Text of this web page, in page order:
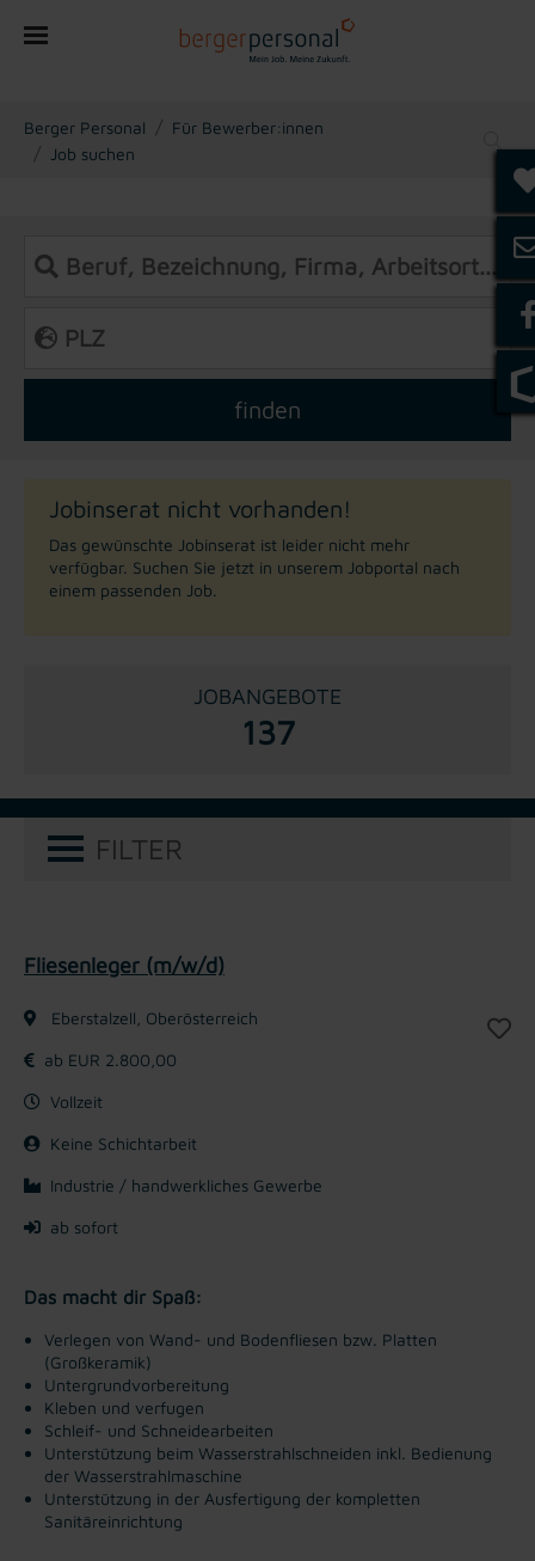
You are here:
Berger Personal
Für Bewerber:innen
Job suchen
Jobinserat nicht vorhanden!
Das gewünschte Jobinserat ist leider nicht mehr
verfügbar. Suchen Sie jetzt in unserem Jobportal nach
einem passenden Job.
JOBANGEBOTE
137
FILTER
Fliesenleger (m/w/d)
Eberstalzell, Oberösterreich
ab EUR 2.800,00
Vollzeit
Keine Schichtarbeit
Industrie / handwerkliches Gewerbe
ab sofort
Das macht dir Spaß:
Verlegen von Wand- und Bodenfliesen bzw. Platten
(Großkeramik)
Untergrundvorbereitung
Kleben und verfugen
Schleif- und Schneidearbeiten
Unterstützung beim Wasserstrahlschneiden inkl. Bedienung
der Wasserstrahlmaschine
Unterstützung in der Ausfertigung der kompletten
Sanitäreinrichtung